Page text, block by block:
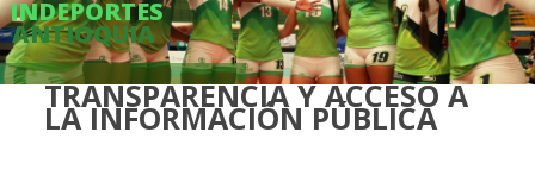
INDEPORTES
ANTIOQUIA
TRANSPARENCIA Y ACCESO A
LA INFORMACIÓN PÚBLICA